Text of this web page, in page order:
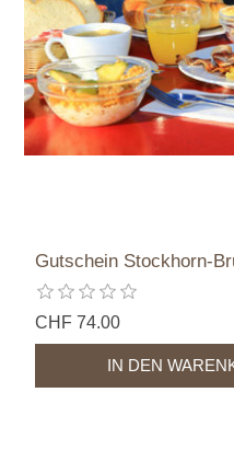
Gutschein Stockhorn-
CHF 74.00